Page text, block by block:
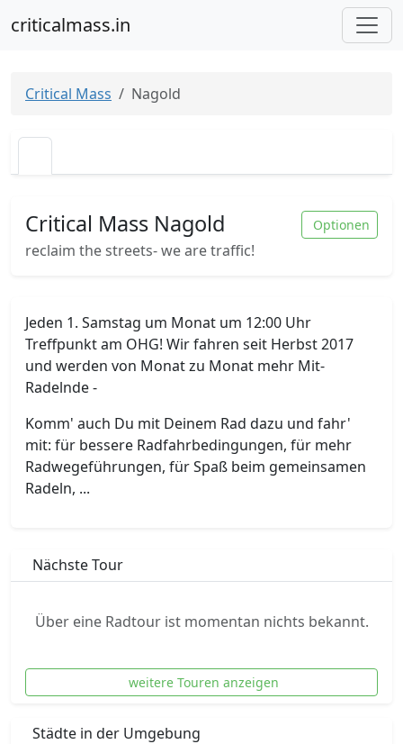
criticalmass.in
Critical Mass Nagold
Critical Mass Nagold
reclaim the streets- we are traffic!
Optionen
Jeden 1. Samstag um Monat um 12:00 Uhr
Treffpunkt am OHG! Wir fahren seit Herbst 2017
und werden von Monat zu Monat mehr Mit-
Radelnde -
Komm' auch Du mit Deinem Rad dazu und fahr'
mit: für bessere Radfahrbedingungen, für mehr
Radwegeführungen, für Spaß beim gemeinsamen
Radeln, ...
Nächste Tour
Über eine Radtour ist momentan nichts bekannt.
weitere Touren anzeigen
Städte in der Umgebung